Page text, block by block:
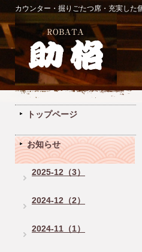
カウンター・掘りごたつ席・充実した
トップページ
お知らせ
2025-12（3）
2024-12（2）
2024-11（1）